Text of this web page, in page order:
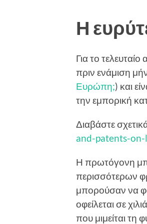
Η
Για το
πριν ενάμιση
Ευρώπη;) και
την εμπορική
Διαβάστε
and-patents-
Η πρωτόγονη
περισσότερων
μπορούσαν να
οφείλεται σε
που μιμείται τη